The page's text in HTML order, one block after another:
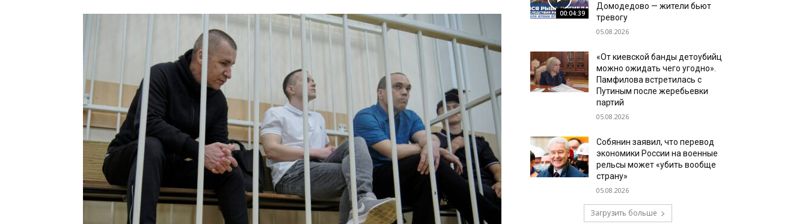
00:04:39
Домодедово — жители бьют
тревогу
05.08.2026
«От киевской банды детоубийц
можно ожидать чего угодно».
Памфилова встретилась с
Путиным после жеребьевки
партий
05.08.2026
Собянин заявил, что перевод
экономики России на военные
рельсы может «убить вообще
страну»
05.08.2026
Загрузить больше